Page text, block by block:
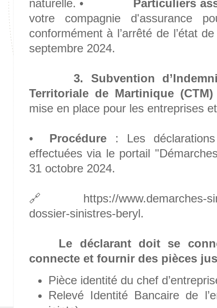
naturelle. • Particuliers
votre compagnie d'assurance
conformément à l’arrêté de l’état
septembre 2024.
3. Subvention
Territoriale de Martinique (CTM)
mise en place pour les entreprises
• Procédure : Les
effectuées via le portail
31 octobre 2024.
🔗 https://www.demarches-
dossier-sinistres-beryl.
Le déclarant doit se
connecte et fournir des pièces
Pièce identité du chef
Relevé Identité Bancaire de